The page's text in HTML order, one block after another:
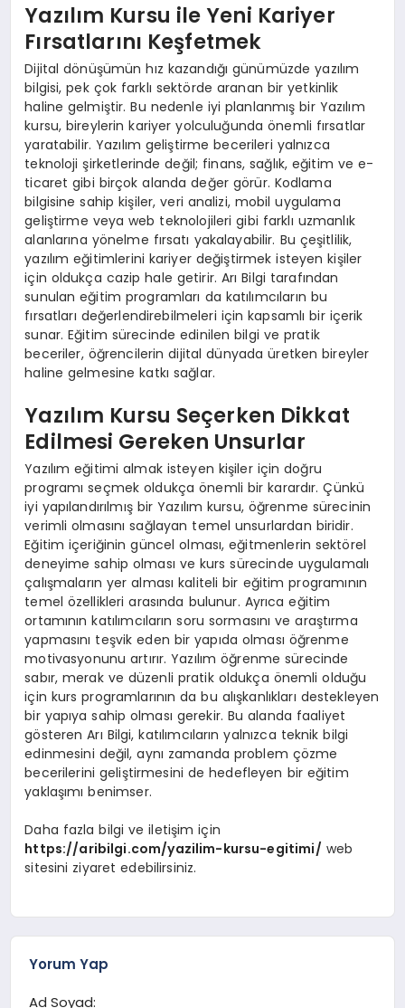
Yazılım Kursu ile Yeni Kariyer
Fırsatlarını Keşfetmek
Dijital dönüşümün hız kazandığı günümüzde yazılım
bilgisi, pek çok farklı sektörde aranan bir yetkinlik
haline gelmiştir. Bu nedenle iyi planlanmış bir Yazılım
kursu, bireylerin kariyer yolculuğunda önemli fırsatlar
yaratabilir. Yazılım geliştirme becerileri yalnızca
teknoloji şirketlerinde değil; finans, sağlık, eğitim ve e-
ticaret gibi birçok alanda değer görür. Kodlama
bilgisine sahip kişiler, veri analizi, mobil uygulama
geliştirme veya web teknolojileri gibi farklı uzmanlık
alanlarına yönelme fırsatı yakalayabilir. Bu çeşitlilik,
yazılım eğitimlerini kariyer değiştirmek isteyen kişiler
için oldukça cazip hale getirir. Arı Bilgi tarafından
sunulan eğitim programları da katılımcıların bu
fırsatları değerlendirebilmeleri için kapsamlı bir içerik
sunar. Eğitim sürecinde edinilen bilgi ve pratik
beceriler, öğrencilerin dijital dünyada üretken bireyler
haline gelmesine katkı sağlar.
Yazılım Kursu Seçerken Dikkat
Edilmesi Gereken Unsurlar
Yazılım eğitimi almak isteyen kişiler için doğru
programı seçmek oldukça önemli bir karardır. Çünkü
iyi yapılandırılmış bir Yazılım kursu, öğrenme sürecinin
verimli olmasını sağlayan temel unsurlardan biridir.
Eğitim içeriğinin güncel olması, eğitmenlerin sektörel
deneyime sahip olması ve kurs sürecinde uygulamalı
çalışmaların yer alması kaliteli bir eğitim programının
temel özellikleri arasında bulunur. Ayrıca eğitim
ortamının katılımcıların soru sormasını ve araştırma
yapmasını teşvik eden bir yapıda olması öğrenme
motivasyonunu artırır. Yazılım öğrenme sürecinde
sabır, merak ve düzenli pratik oldukça önemli olduğu
için kurs programlarının da bu alışkanlıkları destekleyen
bir yapıya sahip olması gerekir. Bu alanda faaliyet
gösteren Arı Bilgi, katılımcıların yalnızca teknik bilgi
edinmesini değil, aynı zamanda problem çözme
becerilerini geliştirmesini de hedefleyen bir eğitim
yaklaşımı benimser.
Daha fazla bilgi ve iletişim için
https://aribilgi.com/yazilim-kursu-egitimi/ web
sitesini ziyaret edebilirsiniz.
Yorum Yap
Ad Soyad: